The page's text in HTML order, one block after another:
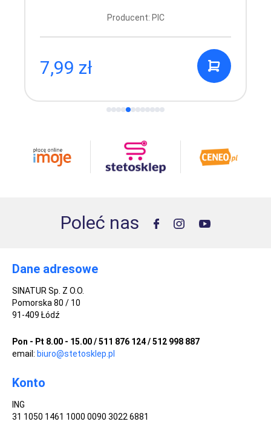
Producent: PIC
7,99 zł
Poleć nas
Dane adresowe
SINATUR Sp. Z O.O.
Pomorska 80 / 10
91-409 Łódź
Pon - Pt 8.00 - 15.00 / 511 876 124 / 512 998 887
email: biuro@stetosklep.pl
Konto
ING
31 1050 1461 1000 0090 3022 6881